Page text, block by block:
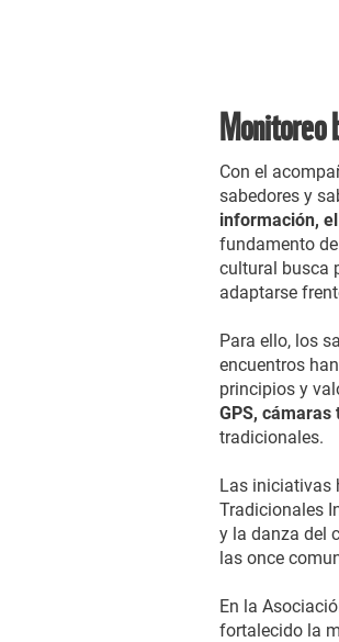
Monitoreo
Con el
sabedores y
información,
fundamento
cultural busca
adaptarse
Para ello, los
encuentros
principios y
GPS,
tradicionales.
Las iniciativas
Tradicionales
y la danza del
las once
En la
fortalecido la